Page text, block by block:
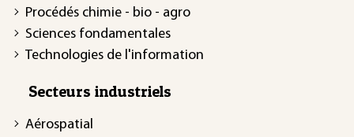
Procédés chimie - bio - agro
Sciences fondamentales
Technologies de l'information
Secteurs industriels
Aérospatial